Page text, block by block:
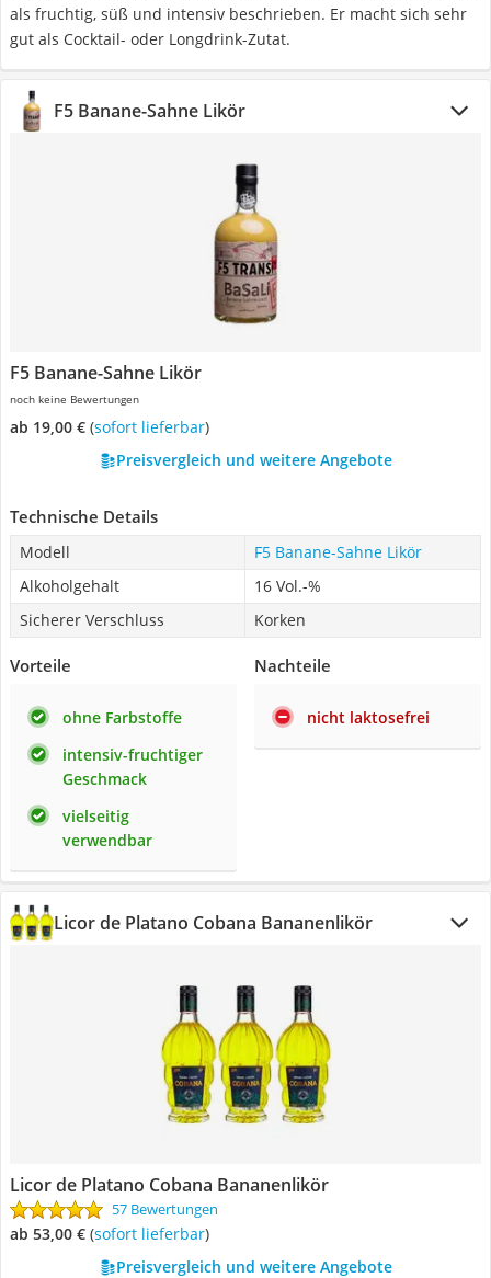
als fruchtig, süß und intensiv beschrieben. Er macht sich sehr
gut als Cocktail- oder Longdrink-Zutat.
F5 Banane-Sahne Likör
F5 Banane-Sahne Likör
noch keine Bewertungen
ab 19,00 € ( Sofort lieferbar)
Preisvergleich und weitere Angebote
Technische Details
Modell
F5 Banane-Sahne Likör
Alkoholgehalt
16 Vol.-%
Sicherer Verschluss
Korken
Vorteile
ohne Farbstoffe
intensiv-fruchtiger
Geschmack
vielseitig
verwendbar
Nachteile
nicht laktosefrei
Licor de Platano Cobana Bananenlikör
Licor de Platano Cobana Bananenlikör
57 Bewertungen
ab 53,00 € ( Sofort lieferbar)
Preisvergleich und weitere Angebote